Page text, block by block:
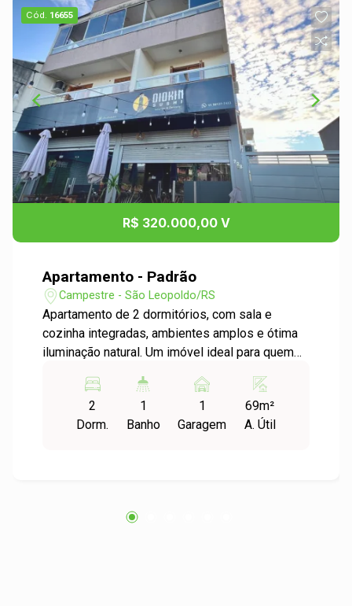
Cód. 16655
R$ 320.000,00 V
Apartamento - Padrão
Campestre - São Leopoldo/RS
Apartamento de 2 dormitórios, com sala e
cozinha integradas, ambientes amplos e ótima
iluminação natural. Um imóvel ideal para quem
apartamento conta com 2 dormitórios, sala e
cozinha integradas, ambientes amplos e muito
bem iluminados pelo sol natural. Possui um
aconchegante e com excelente aproveitamento
2
Dorm.
1
Banho
1
Garagem
69m²
A. Útil